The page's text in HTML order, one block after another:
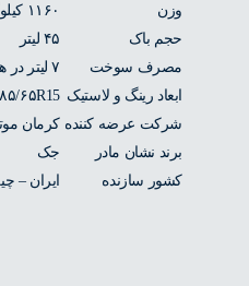
حجم باک
مصرف سوخت
۷ لیتر در هر صد کیلومتر ترکیبی
ابعاد رینگ و لاستیک
۱۸۵/۶۵R15
شرکت عرضه کننده کرمان موتور
برند نشان مادر
جک
کشور سازنده
ایران – چین